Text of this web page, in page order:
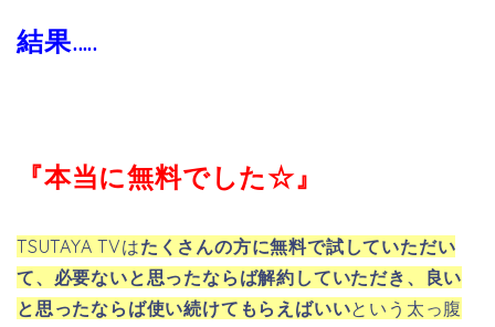
結果…..
『本当に無料でした☆』
TSUTAYA TVはたくさんの方に無料で試していただい
て、必要ないと思ったならば解約していただき、良い
と思ったならば使い続けてもらえばいいという太っ腹